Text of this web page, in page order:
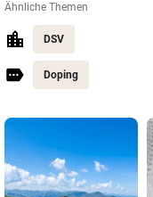
Ähnliche Themen
DSV
Doping